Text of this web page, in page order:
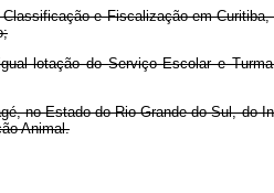
e Fiscalização em
lotação do Serviço Escolar e
no Estado do Rio Grande do Sul, do
Animal.